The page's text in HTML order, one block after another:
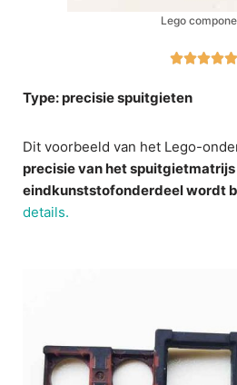
Lego

Type: precisie spuitgieten
Dit voorbeeld van het Lego-
precisie van het spuitgietmatrijs
eindkunststofonderdeel wordt
details.